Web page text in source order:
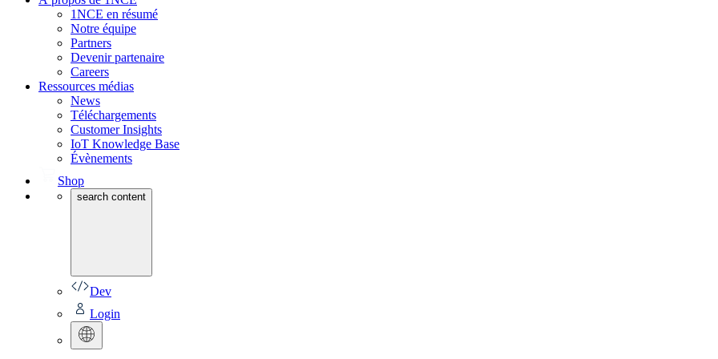
1NCE en résumé
Notre équipe
Partners
Devenir partenaire
Careers
Ressources médias
News
Téléchargements
Customer Insights
IoT Knowledge Base
Évènements
Shop
search content
Dev
Login